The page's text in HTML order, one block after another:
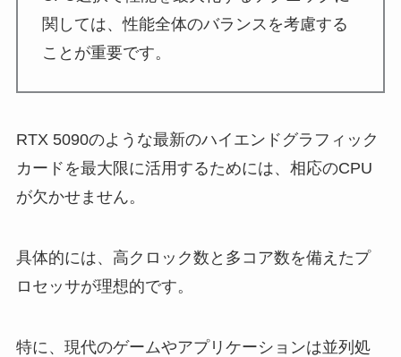
関しては、性能全体のバランスを考慮する
ことが重要です。
RTX 5090のような最新のハイエンドグラフィック
カードを最大限に活用するためには、相応のCPU
が欠かせません。
具体的には、高クロック数と多コア数を備えたプ
ロセッサが理想的です。
特に、現代のゲームやアプリケーションは並列処